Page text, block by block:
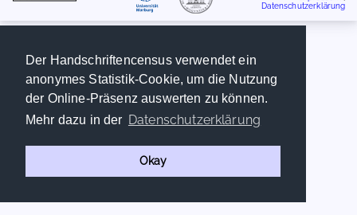
Der Handschriftencensus verwendet ein
anonymes Statistik-Cookie, um die Nutzung
der Online-Präsenz auswerten zu können.
Mehr dazu in der Datenschutzerklärung
Okay
Datenschutzerklärung